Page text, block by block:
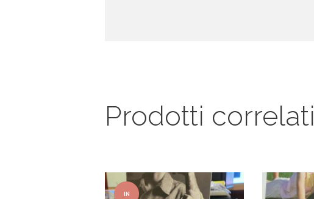
Prodotti correlati
IN